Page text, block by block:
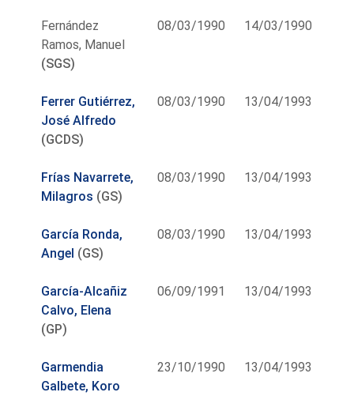
Fernández
Ramos, Manuel
(SGS)
08/03/1990 14/03/1990
Ferrer Gutiérrez,
José Alfredo
(GCDS)
08/03/1990 13/04/1993
Frías Navarrete,
Milagros (GS)
08/03/1990 13/04/1993
García Ronda,
Angel (GS)
08/03/1990 13/04/1993
García-Alcañiz
Calvo, Elena
(GP)
06/09/1991 13/04/1993
Garmendia
Galbete, Koro
23/10/1990 13/04/1993